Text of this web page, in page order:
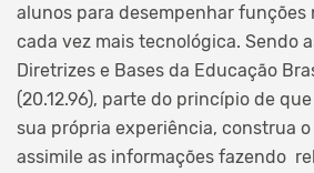
alunos para desempenhar funções
cada vez mais tecnológica. Sendo
Diretrizes e Bases da Educação
(20.12.96), parte do princípio de
sua própria experiência, construa
assimile as informações fazendo